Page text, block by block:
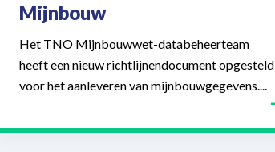
Mijnbouw
Het TNO Mijnbouwwet-databeheerteam
heeft een nieuw richtlijnendocument opgesteld
voor het aanleveren van mijnbouwgegevens....